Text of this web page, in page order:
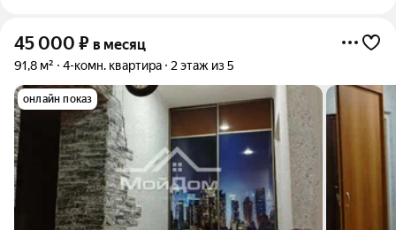
45 000 ₽ в месяц
91,8 м² 4-комн. квартира 2 этаж из 5
онлайн показ